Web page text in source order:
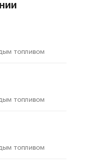
топливом
топливом
топливом